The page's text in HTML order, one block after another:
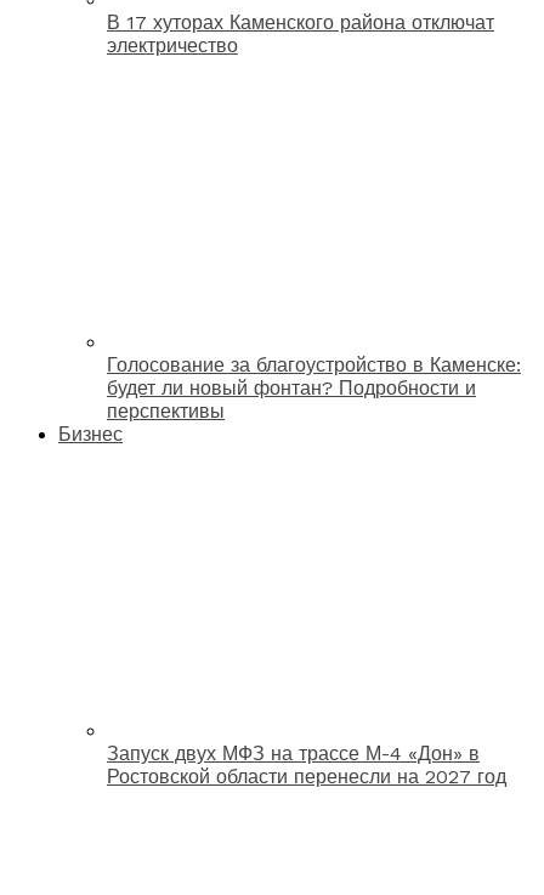
В 17 хуторах Каменского района отключат
электричество
Голосование за благоустройство в Каменске:
будет ли новый фонтан? Подробности и
перспективы
Бизнес
Запуск двух МФЗ на трассе М-4 «Дон» в
Ростовской области перенесли на 2027 год